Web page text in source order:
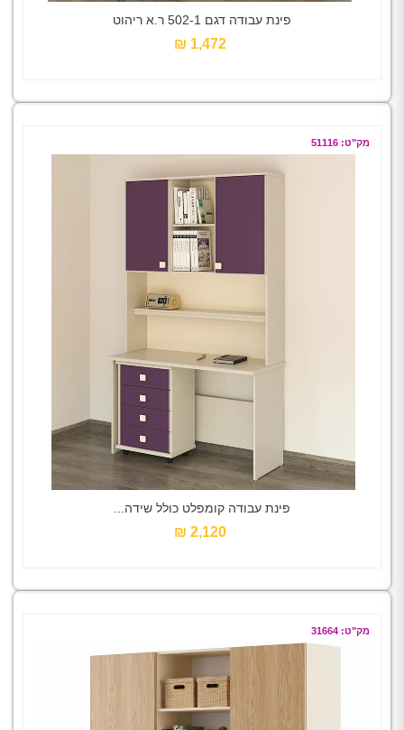
פינת עבודה דגם 502-1 ר.א ריהוט
1,472 ₪‎
מק"ט: 51116
פינת עבודה קומפלט כולל שידה...
2,120 ₪‎
מק"ט: 31664